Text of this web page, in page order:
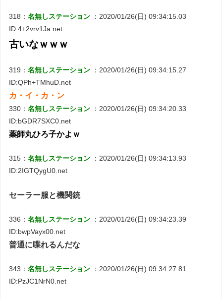
318：名無しステーション
：2020/01/26(日) 09:34:15.03
ID:4+2vrv1Ja.net
古いなｗｗｗ
319：名無しステーション
：2020/01/26(日) 09:34:15.27
ID:QPh+TMhuD.net
カ・イ・カ・ン
330：名無しステーション
：2020/01/26(日) 09:34:20.33
ID:bGDR7SXC0.net
薬師丸ひろ子かよｗ
315：名無しステーション
：2020/01/26(日) 09:34:13.93
ID:2IGTQygU0.net
セーラー服と機関銃
336：名無しステーション
：2020/01/26(日) 09:34:23.39
ID:bwpVayx00.net
普通に喋れるんだな
343：名無しステーション
：2020/01/26(日) 09:34:27.81
ID:PzJC1NrN0.net